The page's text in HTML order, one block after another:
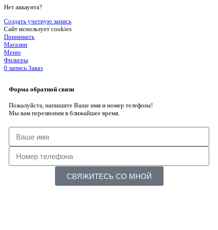
Нет аккаунта?
Создать учетную запись
Сайт использует cookies
Принимать
Магазин
Меню
Фильтры
0 запись Заказ
Форма обратной связи
Пожалуйста, напишите Ваше имя и номер телефона!
Мы вам перезвоним в ближайшее время.
СВЯЖИТЕСЬ СО МНОЙ